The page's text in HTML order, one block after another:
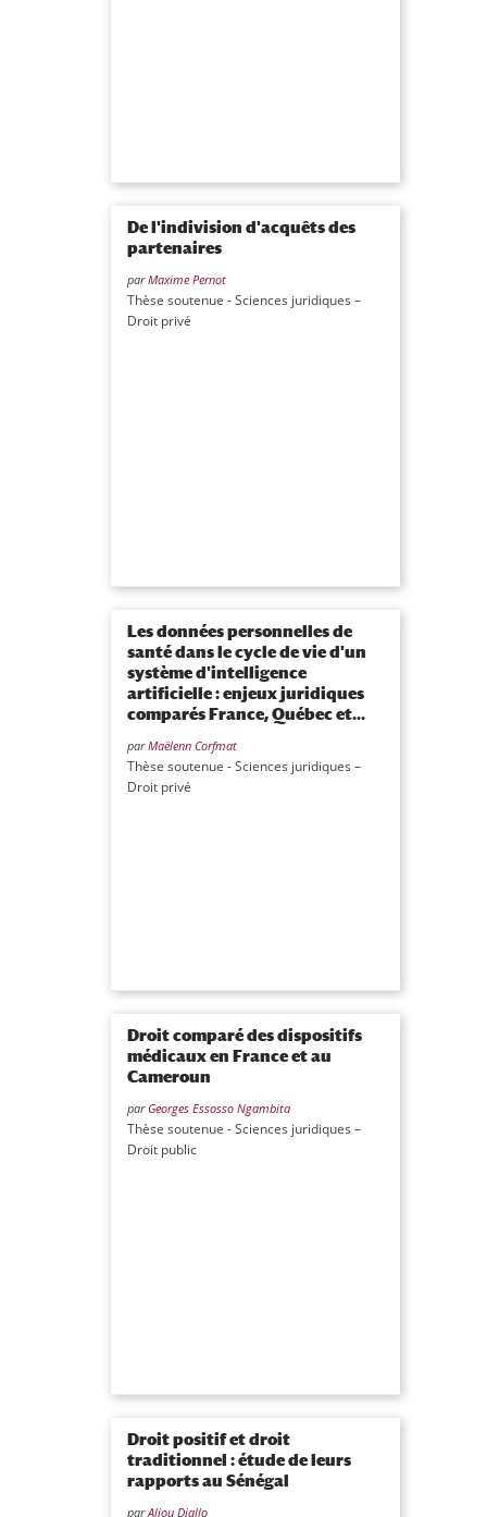
De l'indivision d'acquêts des
partenaires
parMaxime Pernot
Thèse soutenue - Sciences juridiques –
Droit privé
Les données personnelles de
santé dans le cycle de vie d'un
système d'intelligence
artificielle : enjeux juridiques
comparés France, Québec et...
parMaëlenn Corfmat
Thèse soutenue - Sciences juridiques –
Droit privé
Droit comparé des dispositifs
médicaux en France et au
Cameroun
parGeorges Essosso Ngambita
Thèse soutenue - Sciences juridiques –
Droit public
Droit positif et droit
traditionnel : étude de leurs
rapports au Sénégal
parAliou Diallo